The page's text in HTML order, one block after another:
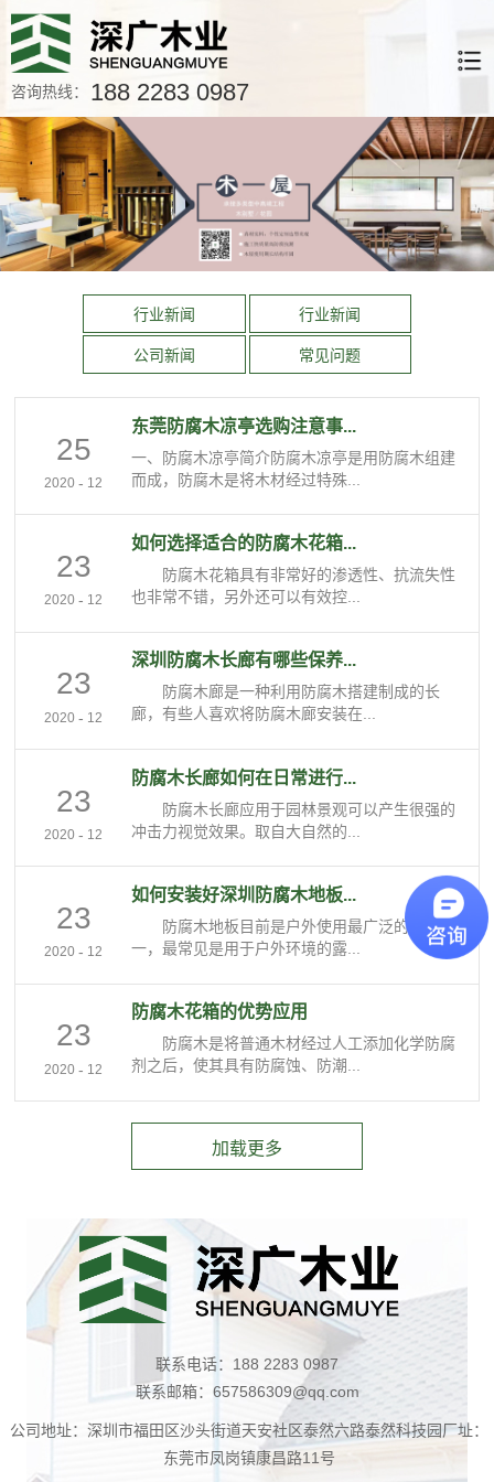
咨询热线： 188 2283 0987
行业新闻 行业新闻
公司新闻 常见问题
25
2020 - 12
东莞防腐木凉亭选购注意事...
一、防腐木凉亭简介防腐木凉亭是用防腐木组建
而成，防腐木是将木材经过特殊...
23
2020 - 12
如何选择适合的防腐木花箱...
防腐木花箱具有非常好的渗透性、抗流失性
也非常不错，另外还可以有效控...
23
2020 - 12
深圳防腐木长廊有哪些保养...
防腐木廊是一种利用防腐木搭建制成的长
廊，有些人喜欢将防腐木廊安装在...
23
2020 - 12
防腐木长廊如何在日常进行...
防腐木长廊应用于园林景观可以产生很强的
冲击力视觉效果。取自大自然的...
23
2020 - 12
如何安装好深圳防腐木地板...
防腐木地板目前是户外使用最广泛的木材之
一，最常见是用于户外环境的露...
23
2020 - 12
防腐木花箱的优势应用
防腐木是将普通木材经过人工添加化学防腐
剂之后，使其具有防腐蚀、防潮...
联系电话：188 2283 0987
联系邮箱：657586309@qq.com
公司地址：深圳市福田区沙头街道天安社区泰然六路泰然科技园厂址：
东莞市凤岗镇康昌路11号